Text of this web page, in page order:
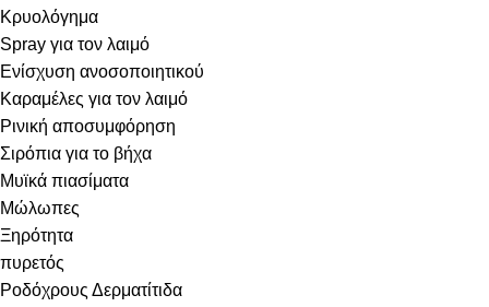
Κρυολόγημα
Spray για τον λαιμό
Ενίσχυση ανοσοποιητικού
Καραμέλες για τον λαιμό
Ρινική αποσυμφόρηση
Σιρόπια για το βήχα
Μυϊκά πιασίματα
Μώλωπες
Ξηρότητα
πυρετός
Ροδόχρους Δερματίτιδα